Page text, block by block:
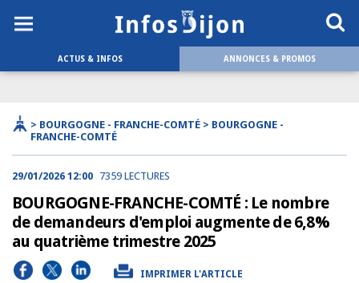
ACTUS & INFOS ANNONCES & PROMOS
> BOURGOGNE - FRANCHE-COMTÉ > BOURGOGNE -
FRANCHE-COMTÉ
29/01/2026 12:00 7359 LECTURES
BOURGOGNE-FRANCHE-COMTÉ : Le nombre
de demandeurs d'emploi augmente de 6,8%
au quatrième trimestre 2025
IMPRIMER L'ARTICLE